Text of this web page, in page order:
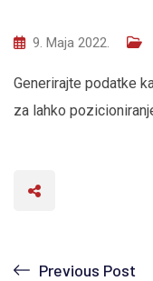
9. Maja 2022.
Generirajte podatke
za lahko
Previous Post